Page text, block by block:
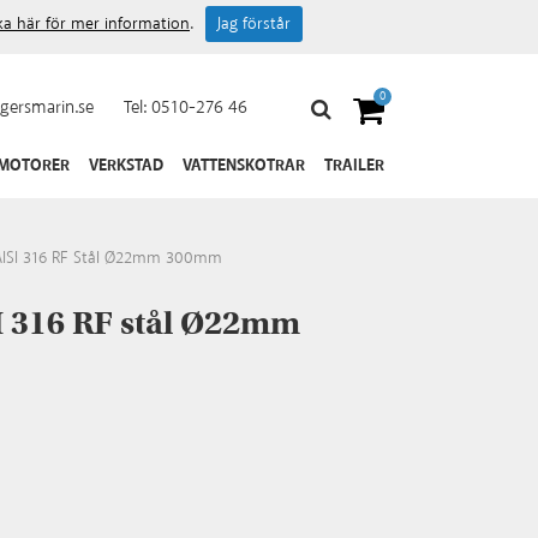
Tel:0510-276 46 0
VERKSTAD VATTENSKOTRAR TRAILER
316 RF Stål Ø22mm 300mm
RF stål Ø22mm
här för mer information. Jag förstår